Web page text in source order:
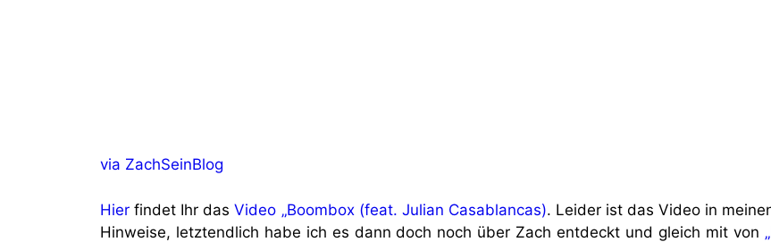
via ZachSeinBlog
Hier findet Ihr dasVideo „Boombox (feat. Julian Casablancas). Leider ist das Video in
Hinweise, letztendlich habe ich es dann doch noch über Zach entdeckt und gleich mit von